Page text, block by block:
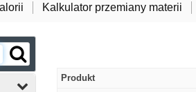
Kalkulator przemiany materii
Produkt